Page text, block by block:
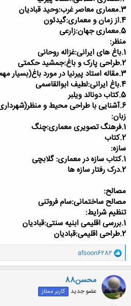
3.معماری معاصر غرب:وحید قبادیان
4.از زمان و معماری:گیدئون
5.معماری جهان:زارعی
منظر:
1.باغ های ایرانی:غزاله روحانی
2.طراحی پارک و باغ:جمشید حکمتی
3.مقاله استاد پیرنیا در مورد باغ(بسیار مهم)
4.باغ ایرانی:لطیف ابوالقاسمی
5.کتاب دونالد ویلبر
6.آشنایی با طراحی محیط و منظر(شهرداری تهران)
زبان:
1.فرهنگ تصویری معماری:چنگ
2.کتاب
سازه:
1.کتاب سازه در معماری: گلابچی
2.درک رفتار سازه ها
مصالح:
مصالح ساختمانی:سام فروتنی
تنظیم شرایط:
1.بررسی اقلیمی ابنیه سنتی:قبادیان
2.طراحی اقلیمی:قبادیان
و
ا
ک
ن
ش
ه
ا
afsoon6282
محسن88
عضو جدید کاربر ممتاز